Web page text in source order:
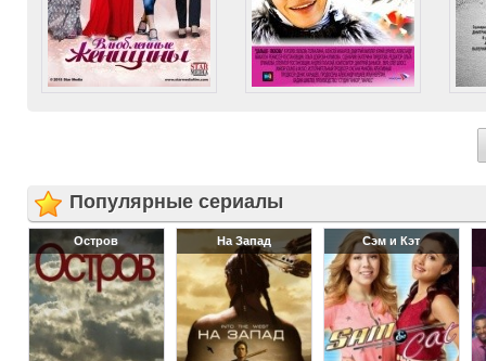
Популярные сериалы
Остров На Запад Сэм и Кэт